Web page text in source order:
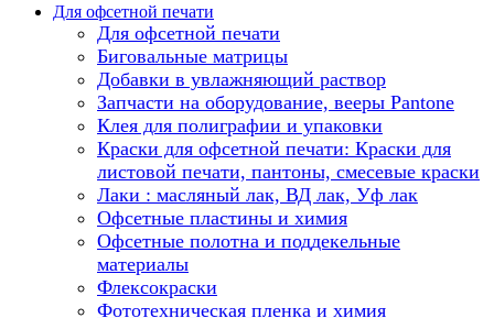
Для офсетной печати
Для офсетной печати
Биговальные матрицы
Добавки в увлажняющий раствор
Запчасти на оборудование, вееры Pantone
Клея для полиграфии и упаковки
Краски для офсетной печати: Краски для
листовой печати, пантоны, смесевые краски
Лаки : масляный лак, ВД лак, Уф лак
Офсетные пластины и химия
Офсетные полотна и поддекельные
материалы
Флексокраски
Фототехническая пленка и химия